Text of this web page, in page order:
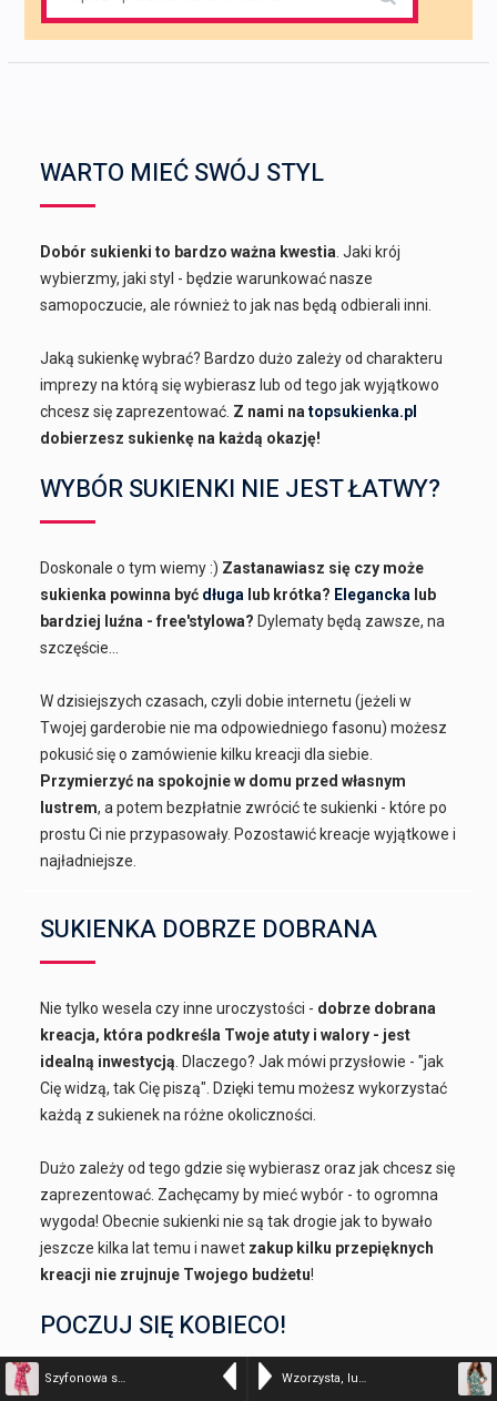
Szyfonowa sukienka Pastelowy Urok XXL OVERSIZE WIOSNA – kolor Wzorzysta, luźna sukienka G-PEONIA – kolor 300
for:
WARTO MIEĆ SWÓJ STYL
Dobór sukienki to bardzo ważna kwestia . Jaki krój
wybierzmy, jaki styl - będzie warunkować nasze
samopoczucie, ale również to jak nas będą odbierali inni.
Jaką sukienkę wybrać? Bardzo dużo zależy od charakteru
imprezy na którą się wybierasz lub od tego jak wyjątkowo
chcesz się zaprezentować. Z nami natopsukienka.pl
dobierzesz sukienkę na każdą okazję!
WYBÓR SUKIENKI NIE JEST ŁATWY?
Doskonale o tym wiemy :) Zastanawiasz się czy może
sukienka powinna być długa lub krótka? Elegancka lub
bardziej luźna - free'stylowa? Dylematy będą zawsze, na
szczęście...
W dzisiejszych czasach, czyli dobie internetu (jeżeli w
Twojej garderobie nie ma odpowiedniego fasonu) możesz
pokusić się o zamówienie kilku kreacji dla siebie.
Przymierzyć na spokojnie w domu przed własnym
lustrem, a potem bezpłatnie zwrócić te sukienki - które po
prostu Ci nie przypasowały. Pozostawić kreacje wyjątkowe i
najładniejsze.
SUKIENKA DOBRZE DOBRANA
Nie tylko wesela czy inne uroczystości - dobrze dobrana
kreacja, która podkreśla Twoje atuty i walory - jest
idealną inwestycją . Dlaczego? Jak mówi przysłowie - "jak
Cię widzą, tak Cię piszą". Dzięki temu możesz wykorzystać
każdą z sukienek na różne okoliczności.
Dużo zależy od tego gdzie się wybierasz oraz jak chcesz się
zaprezentować. Zachęcamy by mieć wybór - to ogromna
wygoda! Obecnie sukienki nie są tak drogie jak to bywało
jeszcze kilka lat temu i nawet zakup kilku przepięknych
kreacji nie zrujnuje Twojego budżetu!
POCZUJ SIĘ KOBIECO!